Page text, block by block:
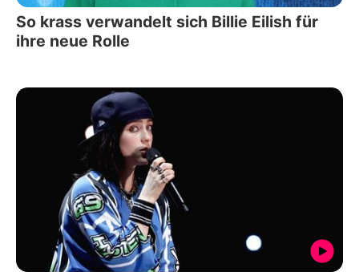
So krass verwandelt sich Billie Eilish für
ihre neue Rolle